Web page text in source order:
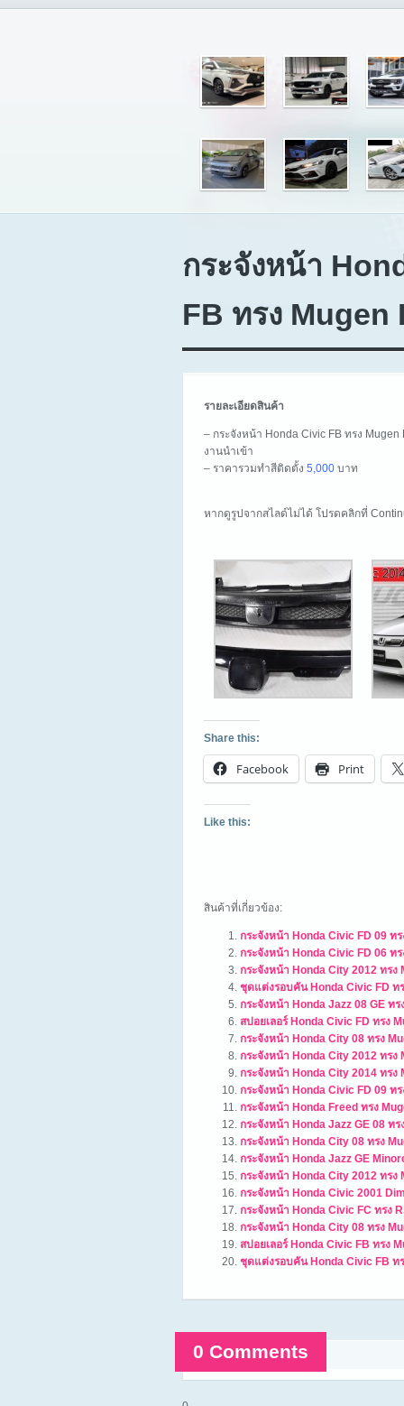
กระจังหน้า
FB ทรง Mugen
รายละเอียดสินค้า
– กระจังหน้า Honda Civic FB ทรง
งานนำเข้า
– ราคารวมทำสีติดตั้ง 5,000 บาท
หากดูรูปจากสไลด์ไม่ได้ โปรดคลิกที่
Share this:
Facebook Print
Like this:
สินค้าที่เกี่ยวข้อง:
กระจังหน้า Honda Civic FD 09 ท
กระจังหน้า Honda Civic FD 06 ทร
กระจังหน้า Honda City 2012 ทรง
ชุดแต่งรอบคัน Honda Civic FD ท
กระจังหน้า Honda Jazz 08 GE ท
สปอยเลอร์ Honda Civic FD ทรง
กระจังหน้า Honda City 08 ทรง
กระจังหน้า Honda City 2012 ทรง
กระจังหน้า Honda City 2014 ทรง
กระจังหน้า Honda Civic FD 09 ทร
กระจังหน้า Honda Freed ทรง
กระจังหน้า Honda Jazz GE 08 ทร
กระจังหน้า Honda City 08 ทรง
กระจังหน้า Honda Jazz GE
กระจังหน้า Honda City 2012 ทรง
กระจังหน้า Honda Civic 2001
กระจังหน้า Honda Civic FC ทรง
กระจังหน้า Honda City 08 ทรง
สปอยเลอร์ Honda Civic FB ทรง
ชุดแต่งรอบคัน Honda Civic FB ท
0 Comments
Comments are closed.